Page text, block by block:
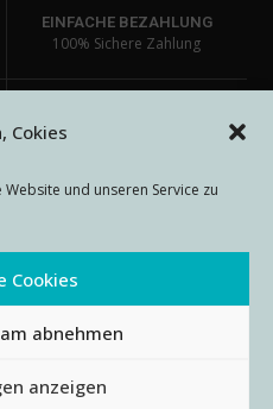
Cokies
und unseren Service zu
Cookies
abnehmen
anzeigen
EINFACHE BEZAHLUNG
100% Sichere Zahlung
EINZIGARTIGE DESIGNS
2024